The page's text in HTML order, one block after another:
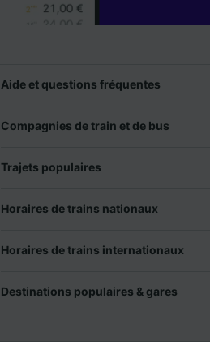
Aide et questions fréquentes
Compagnies de train et de bus
Trajets populaires
Horaires de trains nationaux
Horaires de trains internationaux
Destinations populaires & gares